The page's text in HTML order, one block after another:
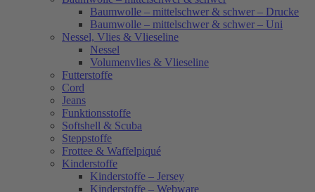
Baumwolle – mittelschwer & schwer – Drucke
Baumwolle – mittelschwer & schwer – Uni
Nessel, Vlies & Vlieseline
Nessel
Volumenvlies & Vlieseline
Futterstoffe
Cord
Jeans
Funktionsstoffe
Softshell & Scuba
Steppstoffe
Frottee & Waffelpiqué
Kinderstoffe
Kinderstoffe – Jersey
Kinderstoffe – Webware